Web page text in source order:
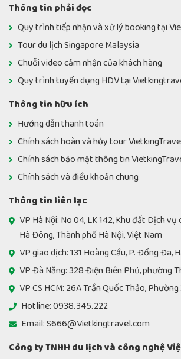
Thông tin phải đọc
Quy trình tiếp nhận và xử lý booking tại
Tour du lịch Singapore Malaysia
Chuỗi video cảm nhận của khách hàng
Quy trình tuyển dụng HDV tại
Thông tin hữu ích
Hướng dẫn thanh toán
Chính sách hoàn và hủy tour
Chính sách bảo mật thông tin
Chính sách và điều khoản chung
Thông tin liên lạc
VP Hà Nội: No 04, LK 142, Khu đất Dịch
Hà Đông, Thành phố Hà Nội, Việt Nam
VP giao dịch: 131 Hoàng Cầu, P. Đống Đa,
VP Đà Nẵng: 328 Điện Biên Phủ, phường
VP CS HCM: 26A Trần Quốc Thảo,
Hotline: 0938.345.222
Email: S666@Vietkingtravel.com
Công ty TNHH du lịch và công nghệ